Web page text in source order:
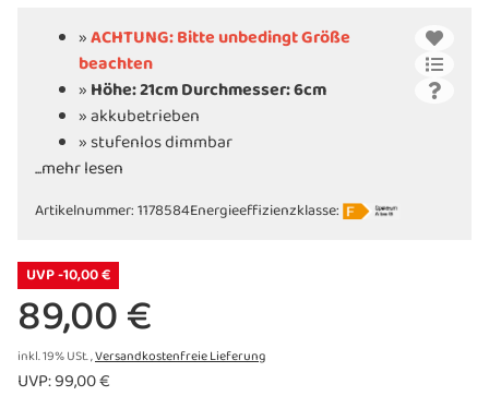
»ACHTUNG: Bitte unbedingt Größe
beachten
»Höhe: 21cm Durchmesser: 6cm
» akkubetrieben
» stufenlos dimmbar
» langlebige LED Technologie
» Schutzart IP54 - outdoortauglich
...mehr lesen
Artikelnummer:1178584Energieeffizienzklasse:
UVP -10,00 €
89,00 €
inkl. 19% USt. ,Versandkostenfreie Lieferung
UVP:99,00 €